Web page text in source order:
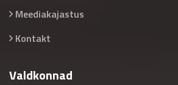
Meediakajastus
Kontakt
Valdkonnad